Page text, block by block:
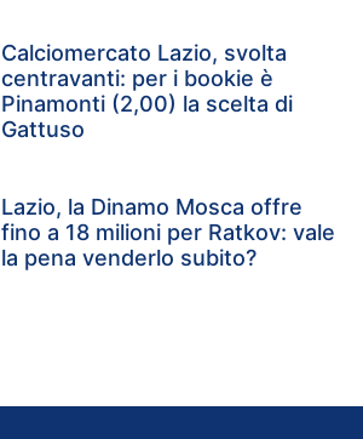
Calciomercato Lazio, svolta
centravanti: per i bookie è
Pinamonti (2,00) la scelta di
Gattuso
Lazio, la Dinamo Mosca offre
fino a 18 milioni per Ratkov: vale
la pena venderlo subito?